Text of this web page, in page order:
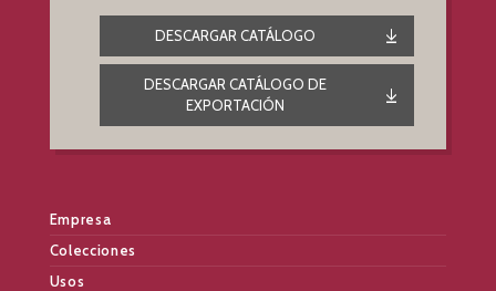
DESCARGAR CATÁLOGO
DESCARGAR CATÁLOGO DE
EXPORTACIÓN
Empresa
Colecciones
Usos